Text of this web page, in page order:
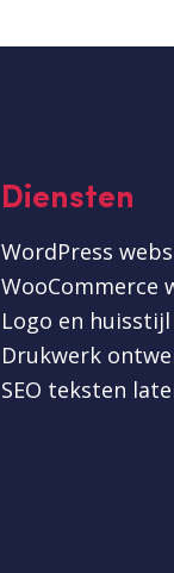
Diensten
WordPress
WooCommerce
Logo en
Drukwerk
SEO teksten